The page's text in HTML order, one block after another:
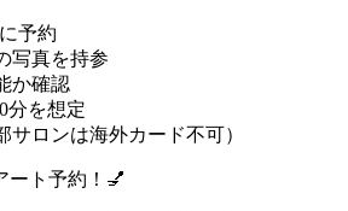
予約
写真を持参
か確認
分を想定
サロンは海外カード不可）
ート予約！💅